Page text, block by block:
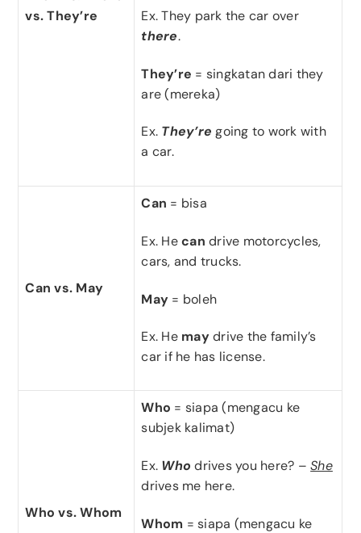
vs. They’re
Ex. They park the car over
there.
They’re = singkatan dari they
are (mereka)
Ex. They’re going to work with
a car.
Can vs. May
Can = bisa
Ex. Hecan drive motorcycles,
cars, and trucks.
May = boleh
Ex. He maydrive the family’s
car if he has license.
Who vs. Whom
Who = siapa (mengacu ke
subjek kalimat)
Ex. Who drives you here? –She
drives me here.
Whom = siapa (mengacu ke